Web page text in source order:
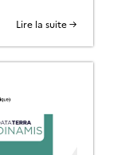
Lire la suite →